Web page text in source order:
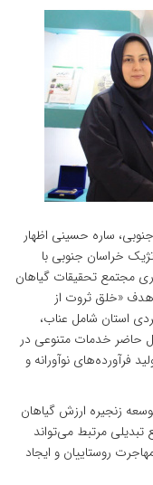
ساره حسینی اظهار
خراسان جنوبی با
در سال ۱۳۹۸ در مجموعه ۱۴ هکتاری مجتمع تحقیقات گیاهان
«خلق ثروت از
استان شامل عناب،
حاضر خدمات متنوعی در
نوآورانه و
زنجیره ارزش گیاهان
مرتبط می‌تواند
روستاییان و ایجاد